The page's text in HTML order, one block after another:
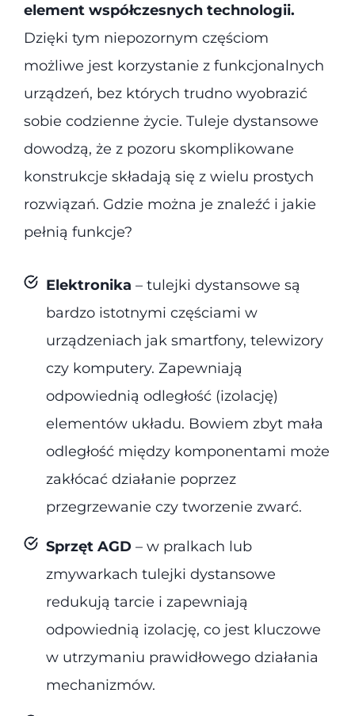
element współczesnych technologii.
Dzięki tym niepozornym częściom
możliwe jest korzystanie z funkcjonalnych
urządzeń, bez których trudno wyobrazić
sobie codzienne życie. Tuleje dystansowe
dowodzą, że z pozoru skomplikowane
konstrukcje składają się z wielu prostych
rozwiązań. Gdzie można je znaleźć i jakie
pełnią funkcje?
Elektronika – tulejki dystansowe są
bardzo istotnymi częściami w
urządzeniach jak smartfony, telewizory
czy komputery. Zapewniają
odpowiednią odległość (izolację)
elementów układu. Bowiem zbyt mała
odległość między komponentami może
zakłócać działanie poprzez
przegrzewanie czy tworzenie zwarć.
Sprzęt AGD – w pralkach lub
zmywarkach tulejki dystansowe
redukują tarcie i zapewniają
odpowiednią izolację, co jest kluczowe
w utrzymaniu prawidłowego działania
mechanizmów.